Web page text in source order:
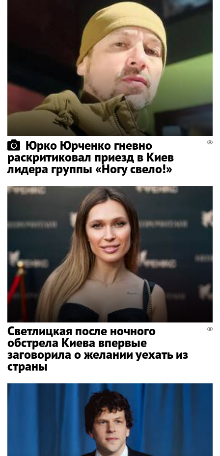
Юрко Юрченко гневно
раскритиковал приезд в Киев
лидера группы «Ногу свело!»
Светлицкая после ночного
обстрела Киева впервые
заговорила о желании уехать из
страны